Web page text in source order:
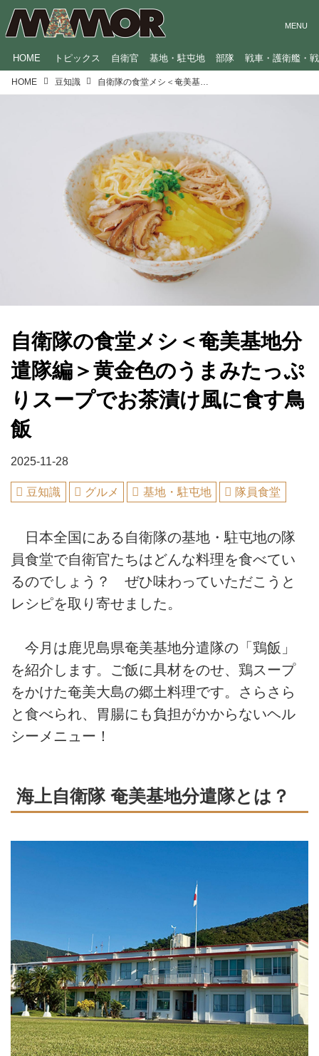
HOME トピックス 自衛官 基地・駐屯地 部隊 戦車・護衛艦・
HOME 豆知識
自衛隊の食堂メシ＜奄美基地分
遣隊編＞黄金色のうまみたっぷ
りスープでお茶漬け風に食す鳥
飯
2025-11-28
豆知識 グルメ 基地・駐屯地 隊員食堂
日本全国にある自衛隊の基地・駐屯地の隊
員食堂で自衛官たちはどんな料理を食べてい
るのでしょう？ ぜひ味わっていただこうと
レシピを取り寄せました。
今月は鹿児島県奄美基地分遣隊の「鶏飯」
を紹介します。ご飯に具材をのせ、鶏スープ
をかけた奄美大島の郷土料理です。さらさら
と食べられ、胃腸にも負担がかからないヘル
シーメニュー！
海上自衛隊 奄美基地分遣隊とは？